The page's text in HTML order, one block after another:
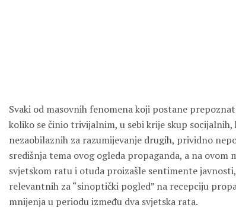
Svaki od masovnih fenomena koji postane
koliko se činio trivijalnim, u sebi krije skup
nezaobilaznih za razumijevanje drugih, prividno
središnja tema ovog ogleda propaganda, a na ovom
svjetskom ratu i otuda proizašle sentimente
relevantnih za “sinoptički pogled” na recepciju
mnijenja u periodu između dva svjetska rata.